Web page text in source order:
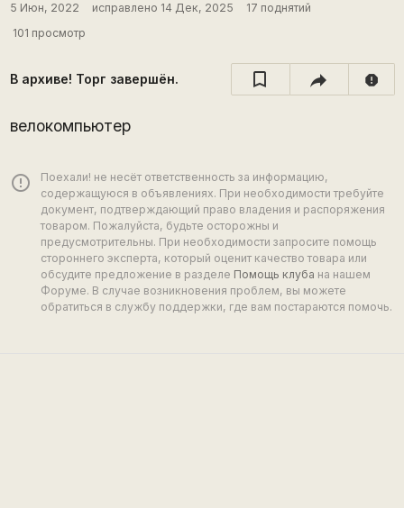
5 Июн, 2022 исправлено 14 Дек, 2025
17 поднятий
101 просмотр
В архиве! Торг завершён. report
велокомпьютер
error_outline
Поехали! не несёт ответственность за информацию,
содержащуюся в объявлениях. При необходимости требуйте
документ, подтверждающий право владения и распоряжения
товаром. Пожалуйста, будьте осторожны и
предусмотрительны. При необходимости запросите помощь
стороннего эксперта, который оценит качество товара или
обсудите предложение в разделе Помощь клуба на нашем
Форуме. В случае возникновения проблем, вы можете
обратиться в службу поддержки, где вам постараются помочь.